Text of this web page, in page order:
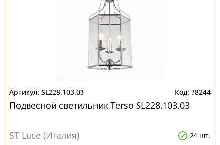
SL228.103.03 78244
Подвесной светильник Terso SL228.103.03
ST Luce (Италия) 24 шт.